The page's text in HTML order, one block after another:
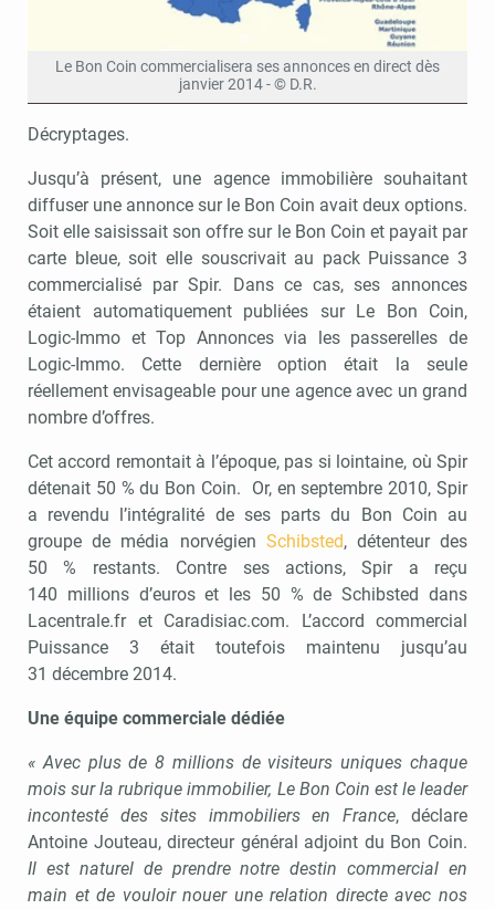
Le Bon Coin commercialisera ses annonces en direct dès
janvier 2014 - © D.R.
Décryptages.
Jusqu’à présent, une agence immobilière souhaitant
diffuser une annonce sur le Bon Coin avait deux options.
Soit elle saisissait son offre sur le Bon Coin et payait par
carte bleue, soit elle souscrivait au pack Puissance 3
commercialisé par Spir. Dans ce cas, ses annonces
étaient automatiquement publiées sur Le Bon Coin,
Logic-Immo et Top Annonces via les passerelles de
Logic-Immo. Cette dernière option était la seule
réellement envisageable pour une agence avec un grand
nombre d’offres.
Cet accord remontait à l’époque, pas si lointaine, où Spir
détenait 50 % du Bon Coin. Or, en septembre 2010, Spir
a revendu l’intégralité de ses parts du Bon Coin au
groupe de média norvégien Schibsted, détenteur des
50 % restants. Contre ses actions, Spir a reçu
140 millions d’euros et les 50 % de Schibsted dans
Lacentrale.fr et Caradisiac.com. L’accord commercial
Puissance 3 était toutefois maintenu jusqu’au
31 décembre 2014.
Une équipe commerciale dédiée
« Avec plus de 8 millions de visiteurs uniques chaque
mois sur la rubrique immobilier, Le Bon Coin est le leader
incontesté des sites immobiliers en France, déclare
Antoine Jouteau, directeur général adjoint du Bon Coin.
Il est naturel de prendre notre destin commercial en
main et de vouloir nouer une relation directe avec nos